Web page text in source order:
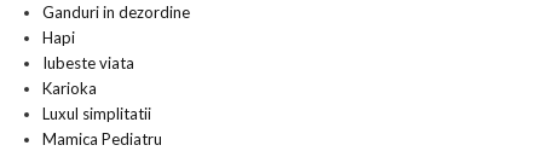
Ganduri in dezordine
Hapi
Iubeste viata
Karioka
Luxul simplitatii
Mamica Pediatru